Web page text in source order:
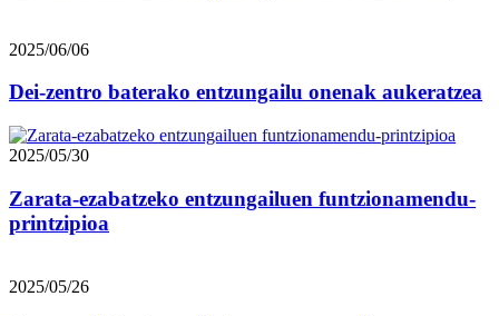
2025/06/06
Dei-zentro baterako entzungailu onenak aukeratzea
2025/05/30
Zarata-ezabatzeko entzungailuen funtzionamendu-
printzipioa
2025/05/26